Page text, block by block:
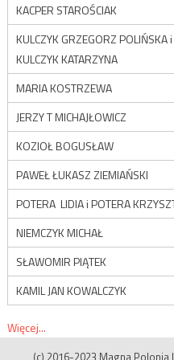
KACPER STAROŚCIAK
KULCZYK GRZEGORZ POLIŃSKA i
KULCZYK KATARZYNA
MARIA KOSTRZEWA
JERZY T MICHAJŁOWICZ
KOZIOŁ BOGUSŁAW
PAWEŁ ŁUKASZ ZIEMIAŃSKI
POTERA LIDIA i POTERA
NIEMCZYK MICHAŁ
SŁAWOMIR PIĄTEK
KAMIL JAN KOWALCZYK
Więcej...
(c) 2016-2023 Magna Polonia |